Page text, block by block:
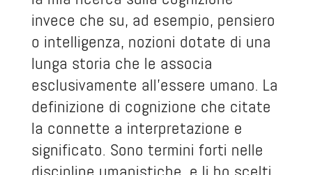
invece che su, ad esempio, pensiero
o intelligenza, nozioni dotate di una
lunga storia che le associa
esclusivamente all’essere umano. La
definizione di cognizione che citate
la connette a interpretazione e
significato. Sono termini forti nelle